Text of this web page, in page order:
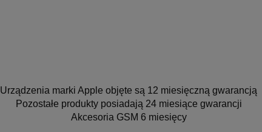
Urządzenia marki Apple objęte są 12 miesięczną gwarancją
Pozostałe produkty posiadają 24 miesiące gwarancji
Akcesoria GSM 6 miesięcy